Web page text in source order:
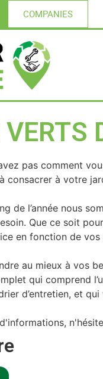
COMPANIES
VERTS
pas comment
consacrer à votre
de l’année nous
Que ce soit
en fonction de vos
au mieux à vos
qui comprend
d’entretien, et